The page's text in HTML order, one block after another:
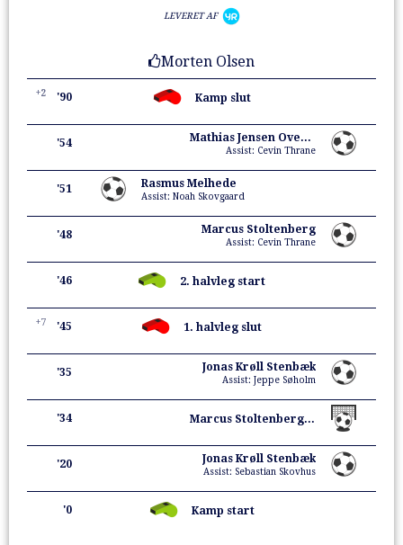
LEVERET AF
Morten Olsen
'90
+2 Kamp slut
'54 Mathias Jensen Overgaard
Assist: Cevin Thrane
'51 Rasmus Melhede
Assist: Noah Skovgaard
'48 Marcus Stoltenberg
Assist: Cevin Thrane
'46 2. halvleg start
'45
+7 1. halvleg slut
'35 Jonas Krøll Stenbæk
Assist: Jeppe Søholm
'34 Marcus Stoltenberg (Straffe)
'20 Jonas Krøll Stenbæk
Assist: Sebastian Skovhus
'0 Kamp start